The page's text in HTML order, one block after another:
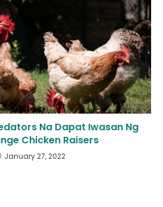
Na Dapat Iwasan Ng
Chicken Raisers
January 27, 2022